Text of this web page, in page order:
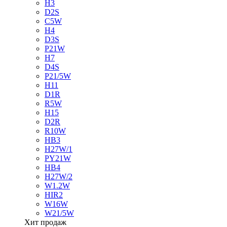
H3
D2S
C5W
H4
D3S
P21W
H7
D4S
P21/5W
H11
D1R
R5W
H15
D2R
R10W
HB3
H27W/1
PY21W
HB4
H27W/2
W1.2W
HIR2
W16W
W21/5W
Хит продаж